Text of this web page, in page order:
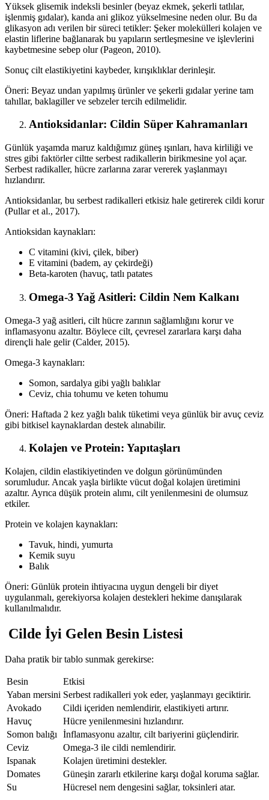
Yüksek glisemik indeksli besinler (beyaz ekmek, şekerli tatlılar,
işlenmiş gıdalar), kanda ani glikoz yükselmesine neden olur. Bu da
glikasyon adı verilen bir süreci tetikler: Şeker molekülleri kolajen ve
elastin liflerine bağlanarak bu yapıların sertleşmesine ve işlevlerini
kaybetmesine sebep olur (Pageon, 2010).
Sonuç cilt elastikiyetini kaybeder, kırışıklıklar derinleşir.
Öneri: Beyaz undan yapılmış ürünler ve şekerli gıdalar yerine tam
tahıllar, baklagiller ve sebzeler tercih edilmelidir.
Antioksidanlar: Cildin Süper Kahramanları
Günlük yaşamda maruz kaldığımız güneş ışınları, hava kirliliği ve
stres gibi faktörler ciltte serbest radikallerin birikmesine yol açar.
Serbest radikaller, hücre zarlarına zarar vererek yaşlanmayı
hızlandırır.
Antioksidanlar, bu serbest radikalleri etkisiz hale getirerek cildi korur
(Pullar et al., 2017).
Antioksidan kaynakları:
C vitamini (kivi, çilek, biber)
E vitamini (badem, ay çekirdeği)
Beta-karoten (havuç, tatlı patates
Omega-3 Yağ Asitleri: Cildin Nem Kalkanı
Omega-3 yağ asitleri, cilt hücre zarının sağlamlığını korur ve
inflamasyonu azaltır. Böylece cilt, çevresel zararlara karşı daha
dirençli hale gelir (Calder, 2015).
Omega-3 kaynakları:
Somon, sardalya gibi yağlı balıklar
Ceviz, chia tohumu ve keten tohumu
Öneri: Haftada 2 kez yağlı balık tüketimi veya günlük bir avuç ceviz
gibi bitkisel kaynaklardan destek alınabilir.
Kolajen ve Protein: Yapıtaşları
Kolajen, cildin elastikiyetinden ve dolgun görünümünden
sorumludur. Ancak yaşla birlikte vücut doğal kolajen üretimini
azaltır. Ayrıca düşük protein alımı, cilt yenilenmesini de olumsuz
etkiler.
Protein ve kolajen kaynakları:
Tavuk, hindi, yumurta
Kemik suyu
Balık
Öneri: Günlük protein ihtiyacına uygun dengeli bir diyet
uygulanmalı, gerekiyorsa kolajen destekleri hekime danışılarak
kullanılmalıdır.
Cilde İyi Gelen Besin Listesi
Daha pratik bir tablo sunmak gerekirse:
Besin
Etkisi
Yaban mersini Serbest radikalleri yok eder, yaşlanmayı geciktirir.
Avokado
Cildi içeriden nemlendirir, elastikiyeti artırır.
Havuç
Hücre yenilenmesini hızlandırır.
Somon balığı
İnflamasyonu azaltır, cilt bariyerini güçlendirir.
Ceviz
Omega-3 ile cildi nemlendirir.
Ispanak
Kolajen üretimini destekler.
Domates
Güneşin zararlı etkilerine karşı doğal koruma sağlar.
Su
Hücresel nem dengesini sağlar, toksinleri atar.